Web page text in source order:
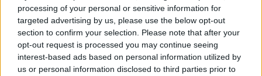
processing of your personal or sensitive information for
targeted advertising by us, please use the below opt-out
section to confirm your selection. Please note that after your
opt-out request is processed you may continue seeing
interest-based ads based on personal information utilized by
us or personal information disclosed to third parties prior to
megfizetése:
- nyelvvizsga letétele esetén a
nyelvvizsgaközpont által kiállított, a vizsgázó
nevét is tartalmazó, a nyelvvizsgadíj